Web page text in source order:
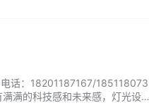
话：18201187167/185118073
满的科技感和未来感，灯光设计